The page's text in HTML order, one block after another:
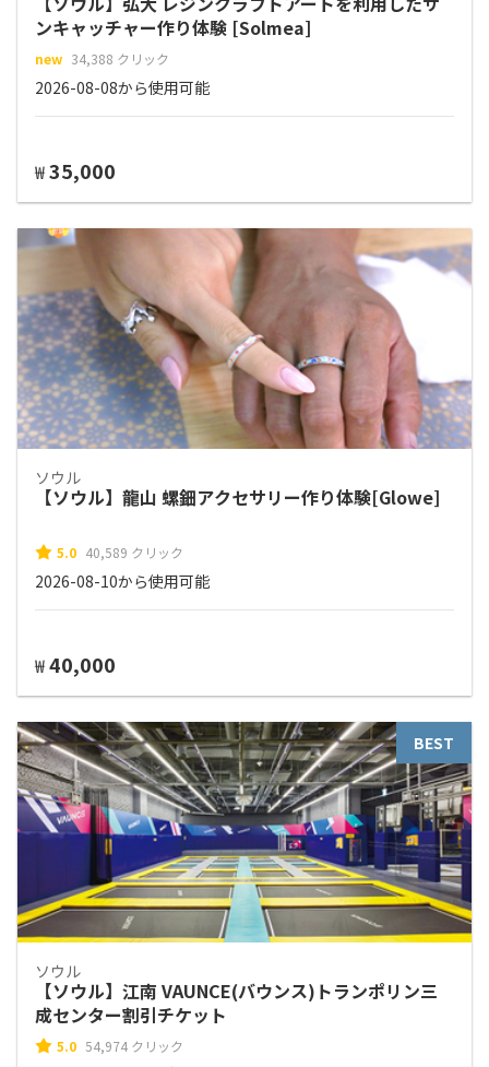
ンキャッチャー作り体験 [Solmea]
new 34,388 クリック
2026-08-08から使用可能
₩35,000
ソウル
【ソウル】龍山 螺鈿アクセサリー作り体験[Glowe]
5.0 40,589 クリック
2026-08-10から使用可能
₩40,000
BEST
ソウル
【ソウル】江南 VAUNCE(バウンス)トランポリン三
成センター割引チケット
5.0 54,974 クリック